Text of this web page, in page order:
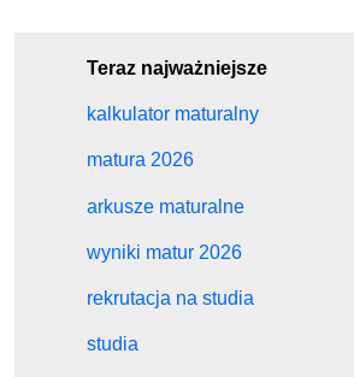
Teraz najważniejsze
kalkulator maturalny
matura 2026
arkusze maturalne
wyniki matur 2026
rekrutacja na studia
studia